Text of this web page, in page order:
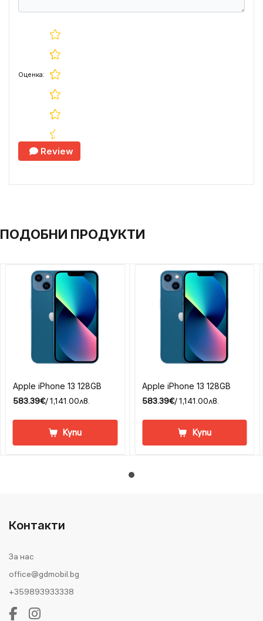
Оценка:
Review
ПОДОБНИ ПРОДУКТИ
Apple iPhone 13 128GB
583.39€/ 1,141.00лв.
Купи
Apple iPhone 13 128GB
583.39€/ 1,141.00лв.
Купи
Контакти
За нас
office@gdmobil.bg
+359893933338